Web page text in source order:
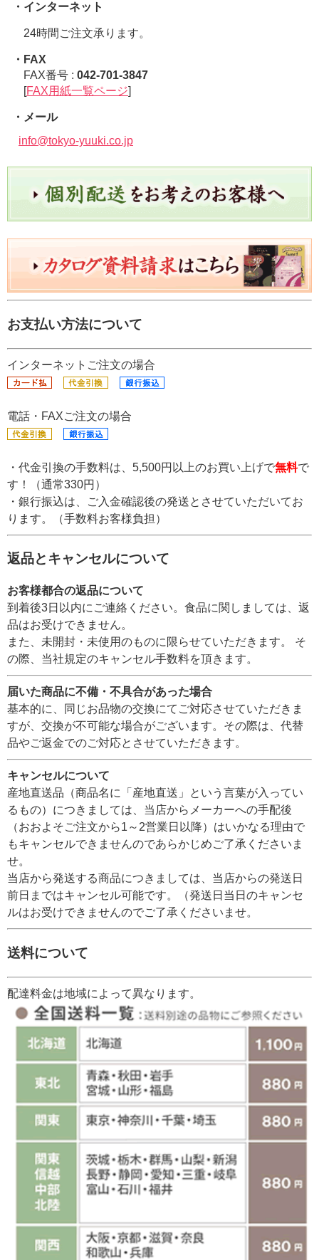
・インターネット
24時間ご注文承ります。
・FAX
FAX番号 : 042-701-3847
[FAX用紙一覧ページ]
・メール
info@tokyo-yuuki.co.jp
お支払い方法について
インターネットご注文の場合
電話・FAXご注文の場合
・代金引換の手数料は、5,500円以上のお買い上げで無料で
す！（通常330円）
・銀行振込は、ご入金確認後の発送とさせていただいてお
ります。（手数料お客様負担）
返品とキャンセルについて
お客様都合の返品について
到着後3日以内にご連絡ください。食品に関しましては、返
品はお受けできません。
また、未開封・未使用のものに限らせていただきます。 そ
の際、当社規定のキャンセル手数料を頂きます。
届いた商品に不備・不具合があった場合
基本的に、同じお品物の交換にてご対応させていただきま
すが、交換が不可能な場合がございます。その際は、代替
品やご返金でのご対応とさせていただきます。
キャンセルについて
産地直送品（商品名に「産地直送」という言葉が入ってい
るもの）につきましては、当店からメーカーへの手配後
（おおよそご注文から1～2営業日以降）はいかなる理由で
もキャンセルできませんのであらかじめご了承くださいま
せ。
当店から発送する商品につきましては、当店からの発送日
前日まではキャンセル可能です。（発送日当日のキャンセ
ルはお受けできませんのでご了承くださいませ。
送料について
配達料金は地域によって異なります。